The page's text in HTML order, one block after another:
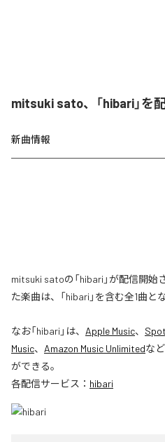
mitsuki sato、「hibari」を
新曲情報
mitsuki satoの「hibari」が配信開
た楽曲は、「hibari」を含む全1曲と
なお「hibari 」は、 Apple Music、
Music、 Amazon Music Unlimitedな
ができる。
各配信サービス： hibari